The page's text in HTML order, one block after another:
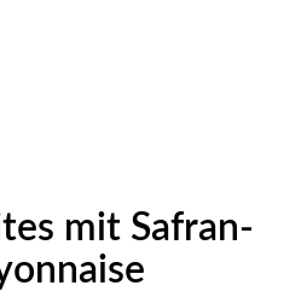
mit Safran-